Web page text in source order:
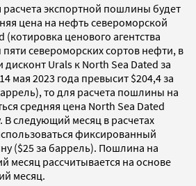
расчета экспортной пошлины будет
цена на нефть североморской
(котировка ценового агентства
североморских сортов нефти, в
Urals к North Sea Dated за
мая 2023 года превысит $204,4 за
то для расчета пошлины на
средняя цена North Sea Dated
В следующий месяц в расчетах
фиксированный
($25 за баррель). Пошлина на
месяц рассчитывается на основе
месяц.